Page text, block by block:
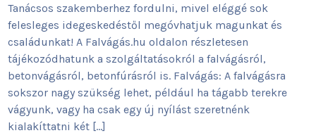
Tanácsos szakemberhez fordulni, mivel eléggé sok
felesleges idegeskedéstől megóvhatjuk magunkat és
családunkat! A Falvágás.hu oldalon részletesen
tájékozódhatunk a szolgáltatásokról a falvágásról,
betonvágásról, betonfúrásról is. Falvágás: A falvágásra
sokszor nagy szükség lehet, például ha tágabb terekre
vágyunk, vagy ha csak egy új nyílást szeretnénk
kialakíttatni két […]